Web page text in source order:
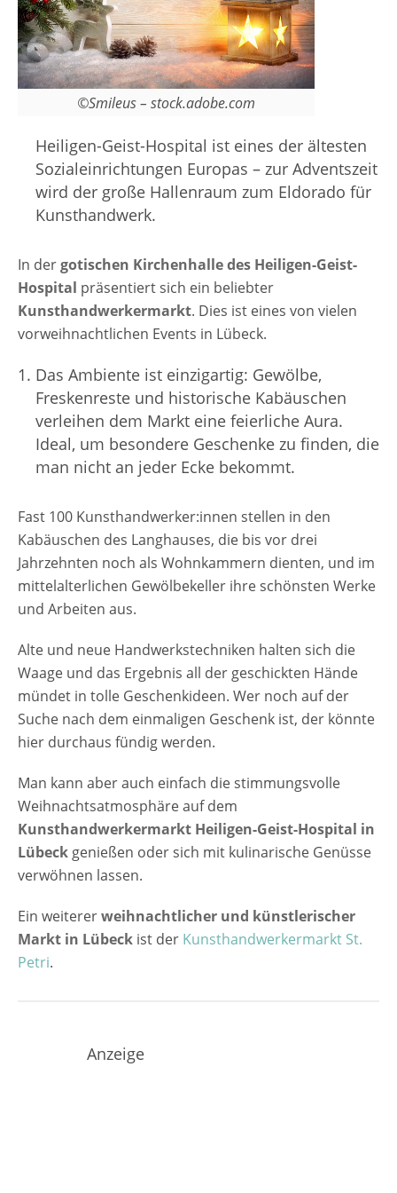
Jahrzehnten noch als Wohnkammern
dienten, und im mittelalterlichen
Gewölbekeller ihre schönsten Werke und
Arbeiten aus. Alte und neue
Handwerkstechniken halten sich die Waage
mündet in tolle Geschenkideen. Wer noch
auf der Suche nach dem einmaligen
Geschenk ist, der könnte hier durchaus
fündig werden. Man kann aber auch einfach
auf dem Kunsthandwerkermarkt Heiligen-
Geist-Hospital in Lübeck genießen oder sich
mit kulinarische Genüsse verwöhnen lassen.
Ein weiterer weihnachtlicher und
©Smileus – stock.adobe.com
Heiligen-Geist-Hospital ist eines der ältesten
Sozialeinrichtungen Europas – zur Adventszeit
wird der große Hallenraum zum Eldorado für
Kunsthandwerk.
In dergotischen Kirchenhalle des Heiligen-Geist-
Hospital präsentiert sich ein beliebter
Kunsthandwerkermarkt. Dies ist eines von vielen
vorweihnachtlichen Events in Lübeck.
Das Ambiente ist einzigartig: Gewölbe,
Freskenreste und historische Kabäuschen
verleihen dem Markt eine feierliche Aura.
Ideal, um besondere Geschenke zu finden, die
man nicht an jeder Ecke bekommt.
Fast 100 Kunsthandwerker:innen stellen in den
Kabäuschen des Langhauses, die bis vor drei
Jahrzehnten noch als Wohnkammern dienten, und im
mittelalterlichen Gewölbekeller ihre schönsten Werke
und Arbeiten aus.
Alte und neue Handwerkstechniken halten sich die
Waage und das Ergebnis all der geschickten Hände
mündet in tolle Geschenkideen. Wer noch auf der
Suche nach dem einmaligen Geschenk ist, der könnte
hier durchaus fündig werden.
Man kann aber auch einfach die stimmungsvolle
Weihnachtsatmosphäre auf dem
Kunsthandwerkermarkt Heiligen-Geist-Hospital in
Lübeck genießen oder sich mit kulinarische Genüsse
verwöhnen lassen.
Ein weitererweihnachtlicher und künstlerischer
Markt in Lübeck ist der Kunsthandwerkermarkt St.
Petri.
Anzeige